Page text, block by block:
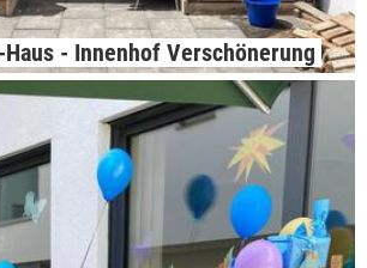
- Innenhof Verschönerung